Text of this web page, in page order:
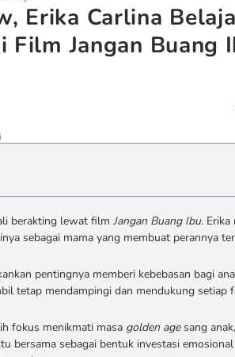
Erika Carlina
Film Jangan Buang
berakting lewat film Jangan Buang Ibu. Erika
sebagai mama yang membuat perannya
pentingnya memberi kebebasan bagi
tetap mendampingi dan mendukung setiap
fokus menikmati masa golden agesang
bersama sebagai bentuk investasi